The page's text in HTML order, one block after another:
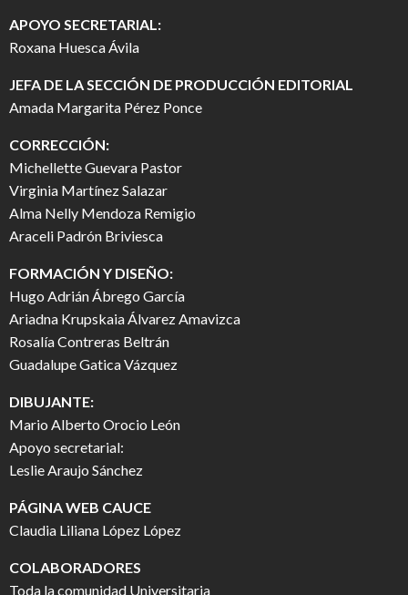
APOYO SECRETARIAL:
Roxana Huesca Ávila
JEFA DE LA SECCIÓN DE PRODUCCIÓN EDITORIAL
Amada Margarita Pérez Ponce
CORRECCIÓN:
Michellette Guevara Pastor
Virginia Martínez Salazar
Alma Nelly Mendoza Remigio
Araceli Padrón Briviesca
FORMACIÓN Y DISEÑO:
Hugo Adrián Ábrego García
Ariadna Krupskaia Álvarez Amavizca
Rosalía Contreras Beltrán
Guadalupe Gatica Vázquez
DIBUJANTE:
Mario Alberto Orocio León
Apoyo secretarial:
Leslie Araujo Sánchez
PÁGINA WEB CAUCE
Claudia Liliana López López
COLABORADORES
Toda la comunidad Universitaria